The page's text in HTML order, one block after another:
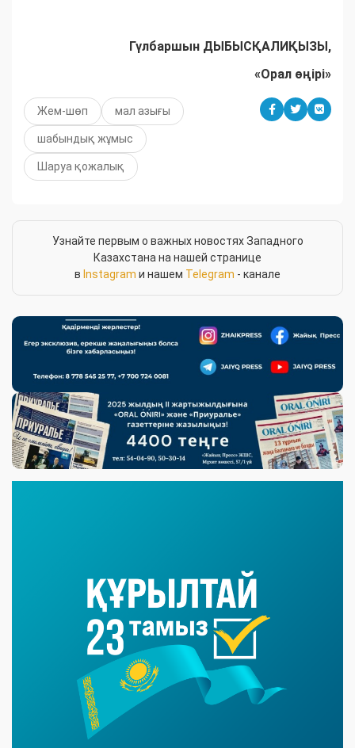
Гүлбаршын ДЫБЫСҚАЛИҚЫЗЫ,
«Орал өңірі»
Жем-шөп мал азығы
шабындық жұмыс
Шаруа қожалық
Узнайте первым о важных новостях Западного
Казахстана на нашей странице
в Instagram и нашем Telegram - канале